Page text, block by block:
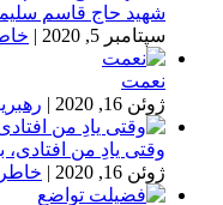
شهید حاج قاسم
سپتامبر 5, 2020
|
نعمت
ژوئن 16, 2020
|
وقتی یادِ من
ژوئن 16, 2020
|